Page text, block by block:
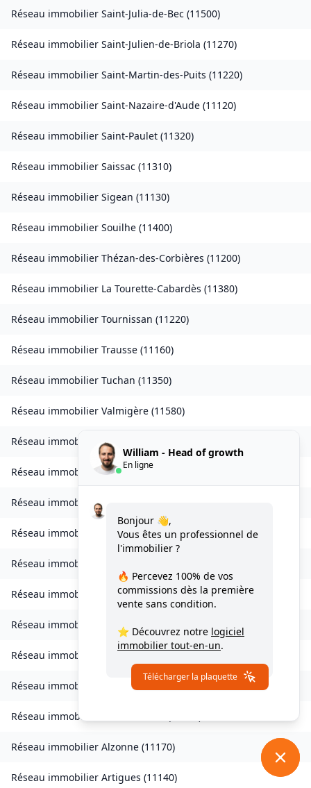
Réseau immobilier Saint-Julia-de-Bec (11500)
Réseau immobilier Saint-Julien-de-Briola (11270)
Réseau immobilier Saint-Martin-des-Puits (11220)
Réseau immobilier Saint-Nazaire-d'Aude (11120)
Réseau immobilier Saint-Paulet (11320)
Réseau immobilier Saissac (11310)
Réseau immobilier Sigean (11130)
Réseau immobilier Souilhe (11400)
Réseau immobilier Thézan-des-Corbières (11200)
Réseau immobilier La Tourette-Cabardès (11380)
Réseau immobilier Tournissan (11220)
Réseau immobilier Trausse (11160)
Réseau immobilier Tuchan (11350)
Réseau immobilier Valmigère (11580)
Réseau immobilierVentenac-en-Minervois
Réseau immobilier Verdun-en-Lauragais
Réseau immobilierVignevieille
Réseau immobilier Villalier( 11600)
Réseau immobilier
Réseau immobilier Villardebelle(11580)
Réseau immobilier Villarzel-Cabardès 11600
Réseau immobilier
Réseau immobilier Alairac(
Réseau immobilier
Réseau immobilier Alzonne (11170)
Réseau immobilier Artigues (11140)
William - Head of growth
En ligne
Bonjour 👋,
Vous êtes un professionnel de
l'immobilier ?
🔥 Percevez 100% de vos
commissions dès la première
vente sans condition.
⭐ Découvrez notre logiciel
immobilier tout-en-un.
Télécharger la plaquette